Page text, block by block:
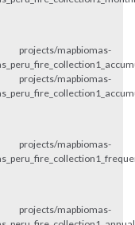
projects/mapbiomas-
projects/mapbiomas-
projects/mapbiomas-
projects/mapbiomas-